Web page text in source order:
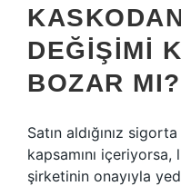
DEĞIŞIMI
BOZAR MI?
Satın aldığınız
kapsamını
şirketinin onayıyla